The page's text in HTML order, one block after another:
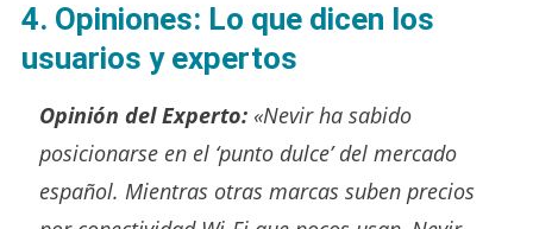
4. Opiniones: Lo que dicen los
usuarios y expertos
Opinión del Experto:«Nevir ha sabido
posicionarse en el ‘punto dulce’ del mercado
español. Mientras otras marcas suben precios